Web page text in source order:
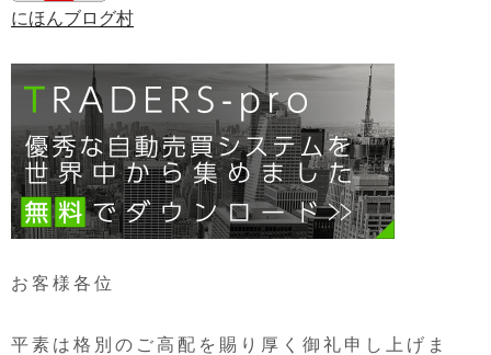
にほんブログ村
お客様各位
平素は格別のご高配を賜り厚く御礼申し上げま